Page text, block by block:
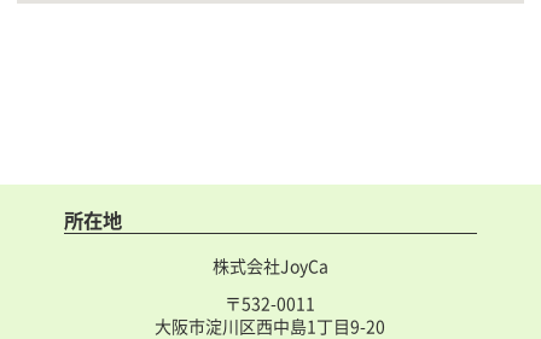
所在地
株式会社JoyCa
〒532-0011
大阪市淀川区西中島1丁目9-20